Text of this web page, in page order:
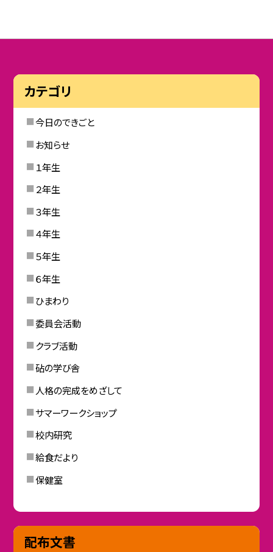
カテゴリ
今日のできごと
お知らせ
１年生
２年生
３年生
４年生
５年生
６年生
ひまわり
委員会活動
クラブ活動
砧の学び舎
人格の完成をめざして
サマーワークショップ
校内研究
給食だより
保健室
配布文書